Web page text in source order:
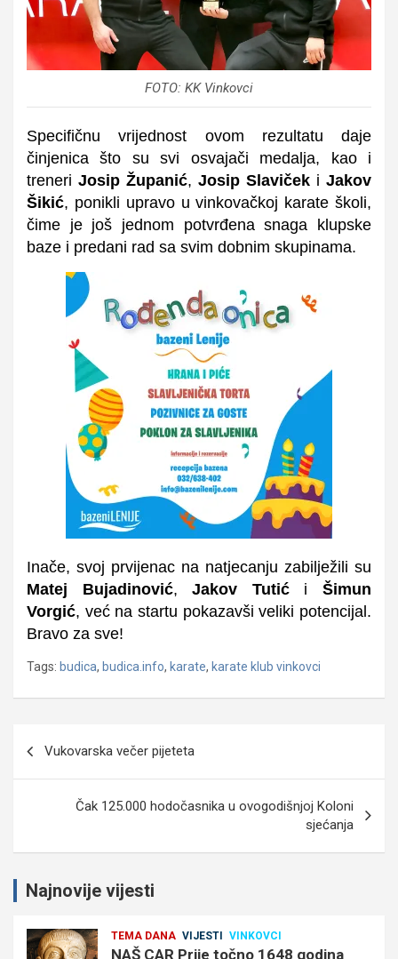
FOTO: KK Vinkovci
Specifičnu vrijednost ovom rezultatu daje
činjenica što su svi osvajači medalja, kao i
treneri Josip Županić, Josip Slaviček i Jakov
Šikić, ponikli upravo u vinkovačkoj karate školi,
čime je još jednom potvrđena snaga klupske
baze i predani rad sa svim dobnim skupinama.
Inače, svoj prvijenac na natjecanju zabilježili su
Matej Bujadinović,Jakov TutićiŠimun
Vorgić, već na startu pokazavši veliki potencijal.
Bravo za sve!
Tags: budica, budica.info, karate, karate klub vinkovci
Vukovarska večer pijeteta
Čak 125.000 hodočasnika u ovogodišnjoj Koloni
sjećanja
Najnovije vijesti
TEMA DANA VIJESTI VINKOVCI
NAŠ CAR Prije točno 1648 godina